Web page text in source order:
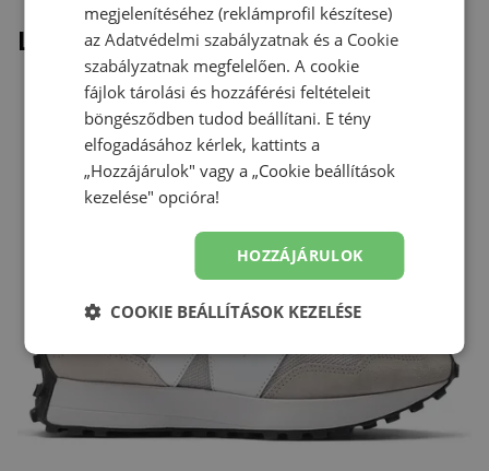
Legutóbb megtekintett
megjelenítéséhez (reklámprofil készítese)
azAdatvédelmi szabályzatnak és a Cookie
szabályzatnak megfelelően. A cookie
fájlok tárolási és hozzáférési feltételeit
böngésződben tudod beállítani. E tény
elfogadásához kérlek, kattints a
„Hozzájárulok" vagy a „Cookie beállítások
kezelése" opcióra!
HOZZÁJÁRULOK
COOKIE BEÁLLÍTÁSOK KEZELÉSE